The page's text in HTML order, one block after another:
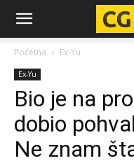
CG-
Fudbal
Početna Ex-Yu
Ex-Yu
Bio je na
dobio
Ne znam